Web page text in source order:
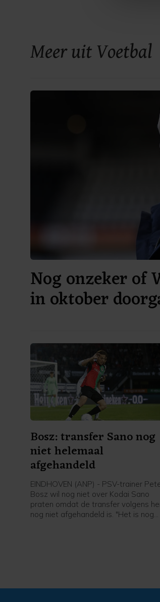
Meer uit Voetbal
Nog onzeker of
in oktober
Bosz: transfer Sano nog
niet helemaal
afgehandeld
EINDHOVEN (ANP) - PSV-trainer
Bosz wil nog niet over Kodai Sano
praten omdat de transfer volgens
nog niet afgehandeld is. "Het is nog